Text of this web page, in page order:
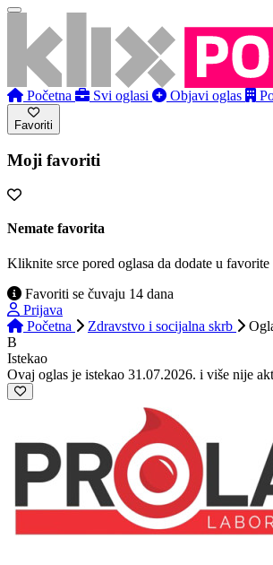
Početna Svi oglasi Objavi oglas
Favoriti
Moji favoriti
Nemate favorita
Kliknite srce pored oglasa da dodate u favorite
Favoriti se čuvaju 14 dana
Prijava
Početna
Zdravstvo i socijalna skrb
B
Istekao
Ovaj oglas je istekao 31.07.2026. i više nije